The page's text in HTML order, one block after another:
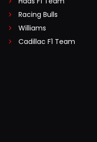
Racing Bulls
Williams
Cadillac F1 Team